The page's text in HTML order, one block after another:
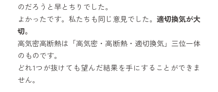
のだろうと早とちりでした。
よかったです。私たちも同じ意見でした。 適切換気が大
切。
高気密高断熱は「高気密・高断熱・適切換気」三位一体
のものです。
どれ1つが抜けても望んだ結果を手にすることができま
せん。